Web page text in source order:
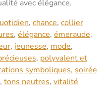
avec élégance.
, chance, collier
, élégance, émeraude,
, jeunesse, mode,
, polyvalent et
symboliques, soirée
, tons neutres, vitalité